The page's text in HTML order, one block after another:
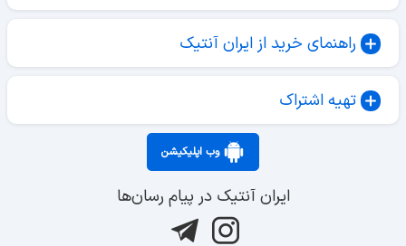
راهنمای خرید از ایران آنتیک
تهیه اشتراک
وب اپلیکیشن
ایران آنتیک در پیام رسان‌ها